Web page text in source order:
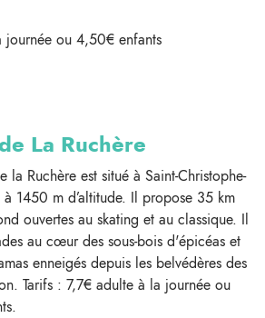
journée ou 4,50€ enfants
La Ruchère
la Ruchère est situé à Saint-Christophe-
à 1450 m d’altitude. Il propose 35 km
ouvertes au skating et au classique. Il
au cœur des sous-bois d'épicéas et
enneigés depuis les belvédères des
Tarifs : 7,7€ adulte à la journée ou